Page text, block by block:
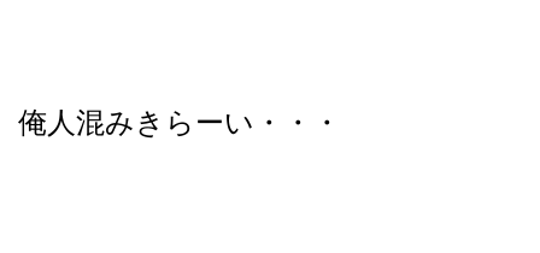
俺人混みきらーい・・・